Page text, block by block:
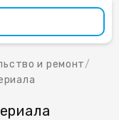
и ремонт/